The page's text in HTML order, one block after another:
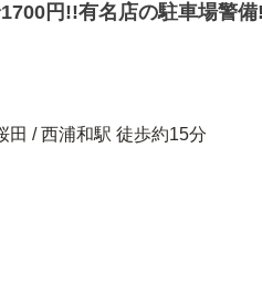
円!!有名店の駐車場警
田 / 西浦和駅 徒歩約15分